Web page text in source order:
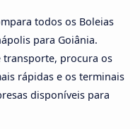
todos os Boleias
para Goiânia.
transporte, procura os
rápidas e os terminais
disponíveis para